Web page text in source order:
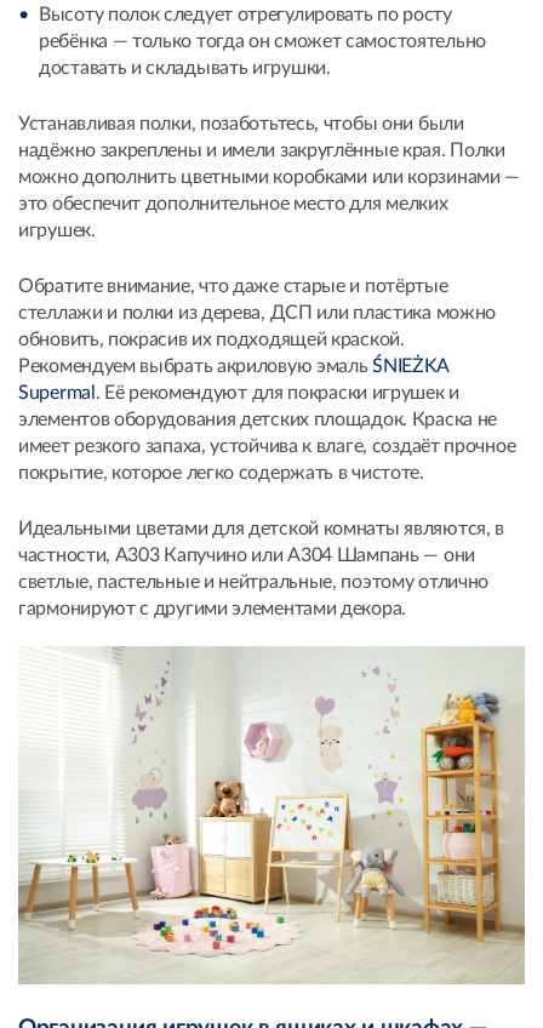
Высоту полок следует отрегулировать по росту
ребёнка — только тогда он сможет самостоятельно
доставать и складывать игрушки.
Устанавливая полки, позаботьтесь, чтобы они были
надёжно закреплены и имели закруглённые края. Полки
можно дополнить цветными коробками или корзинами —
это обеспечит дополнительное место для мелких
игрушек.
Обратите внимание, что даже старые и потёртые
стеллажи и полки из дерева, ДСП или пластика можно
обновить, покрасив их подходящей краской.
Рекомендуем выбрать акриловую эмальŚNIEŻKA
Supermal . Её рекомендуют для покраски игрушек и
элементов оборудования детских площадок. Краска не
имеет резкого запаха, устойчива к влаге, создаёт прочное
покрытие, которое легко содержать в чистоте.
Идеальными цветами для детской комнаты являются, в
частности, A303 Капучино или A304 Шампань — они
светлые, пастельные и нейтральные, поэтому отлично
гармонируют с другими элементами декора.